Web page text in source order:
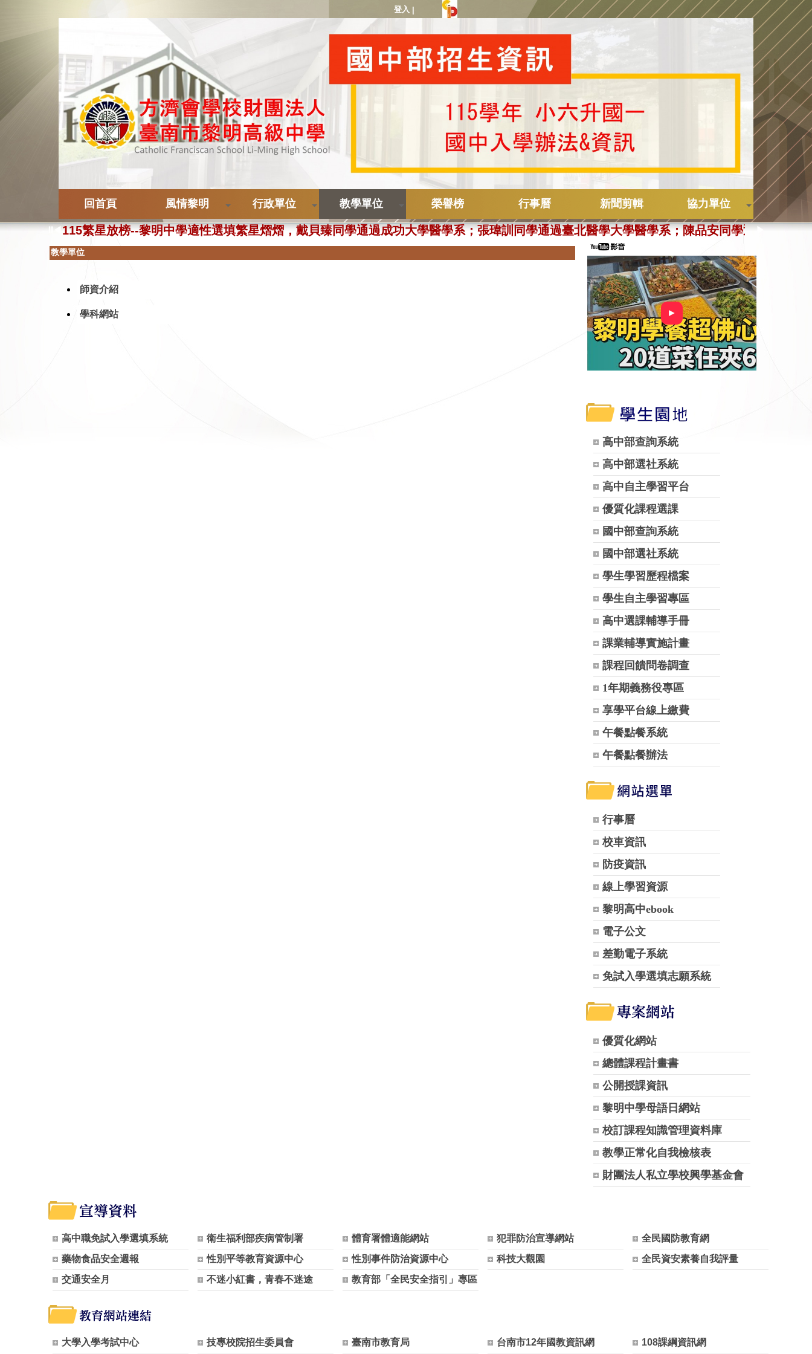
登入 |
回首頁 風情黎明 行政單位 教學單位 榮譽榜 行事曆 新聞剪輯 協力單位
⏸◀
115年度國一新生即將額滿，歡迎洽詢教務處06-5717123#228或221
115繁星放榜--黎明中學適性選填繁星熠熠，戴貝臻同學通過成功大學醫學系；張瑋訓同學通過臺北醫學大學醫學系；陳品安同學通過中山醫
115繁星放榜--黎明中學適性選填繁星熠熠，王家淇同學錄取臺灣大學心理學系；林芸菲同學錄取臺灣大學公共衛生學系；姚沛岑同學錄取臺
115繁星放榜--黎明中學適性選填繁星熠熠，劉宥欣同學錄取清華大學材料科學工程學系；洪上勛同學錄取清華大學數學系甲組；陳思伃同
▶
教學單位
師資介紹
學科網站 ►
高中部查詢系統
高中部選社系統
高中自主學習平台
優質化課程選課
國中部查詢系統
國中部選社系統
學生學習歷程檔案
學生自主學習專區
高中選課輔導手冊
課業輔導實施計畫
課程回饋問卷調查
1年期義務役專區
享學平台線上繳費
午餐點餐系統
午餐點餐辦法
行事曆
校車資訊
防疫資訊
線上學習資源
黎明高中ebook
電子公文
差勤電子系統
免試入學選填志願系統
優質化網站
總體課程計畫書
公開授課資訊
黎明中學母語日網站
校訂課程知識管理資料庫
教學正常化自我檢核表
財團法人私立學校興學基金會
高中職免試入學選填系統 衛生福利部疾病管制署 體育署體適能網站 犯罪防治宣導網站
全民國防教育網
藥物食品安全週報
性別平等教育資源中心 性別事件防治資源中心 科技大觀園
全民資安素養自我評量
交通安全月
不迷小紅書，青春不迷途 教育部「全民安全指引」專區
大學入學考試中心 技專校院招生委員會 臺南市教育局 台南市12年國教資訊網 108課綱資訊網